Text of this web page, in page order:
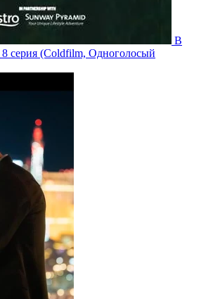
В
8 серия (Coldfilm, Одноголосый